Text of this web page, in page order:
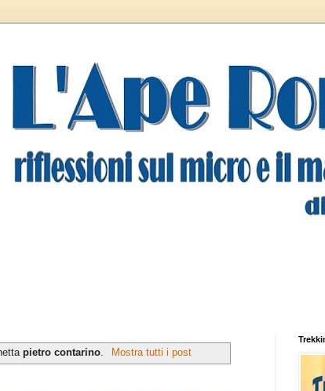
pietro contarino Mostra tutti i post